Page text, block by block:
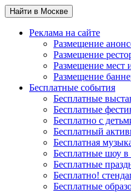
Найти в Москве
Реклама на сайте
Размещение
Размещение
Размещение мест
Размещение
Бесплатные события
Бесплатные
Бесплатные
Бесплатно с
Бесплатный
Бесплатная
Бесплатные шоу
Бесплатные
Бесплатно!
Бесплатные